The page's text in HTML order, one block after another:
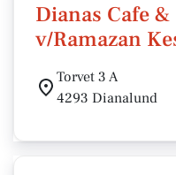
Dianas Cafe
v/Ramazan
Torvet 3 A
4293 Dianalund